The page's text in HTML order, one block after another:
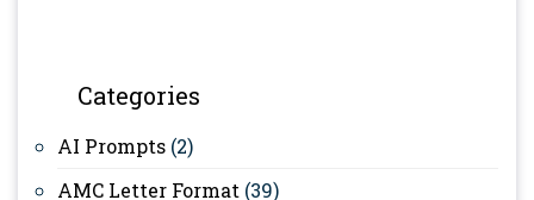
Categories
AI Prompts (2)
AMC Letter Format (39)